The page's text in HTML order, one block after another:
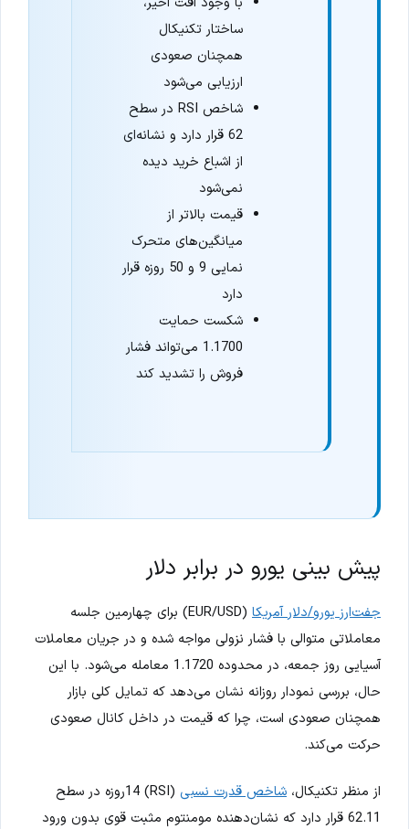
ساختار تکنیکال
همچنان صعودی
ارزیابی می‌شود
شاخص RSI در سطح
62 قرار دارد و نشانه‌ای
از اشباع خرید دیده
نمی‌شود
قیمت بالاتر از
میانگین‌های متحرک
نمایی 9 و 50 روزه قرار
دارد
شکست حمایت
1.1700 می‌تواند فشار
فروش را تشدید کند
پیش بینی یورو در برابر دلار
جفت‌ارز یورو/دلار آمریکا
(EUR/USD) برای چهارمین جلسه
معاملاتی متوالی با فشار نزولی مواجه شده و در جریان معاملات
آسیایی روز جمعه، در محدوده 1.1720 معامله می‌شود. با این
حال، بررسی نمودار روزانه نشان می‌دهد که تمایل کلی بازار
همچنان صعودی است، چرا که قیمت در داخل کانال صعودی
حرکت می‌کند.
از منظر تکنیکال، شاخص قدرت نسبی
(RSI) 14روزه در سطح
62.11 قرار دارد که نشان‌دهنده مومنتوم مثبت قوی بدون ورود